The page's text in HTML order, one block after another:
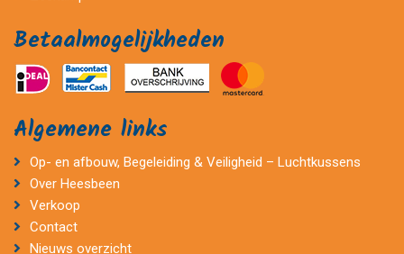
Betaalmogelijkheden
Algemene links
Op- en afbouw, Begeleiding & Veiligheid – Luchtkussens
Over Heesbeen
Verkoop
Contact
Nieuws overzicht